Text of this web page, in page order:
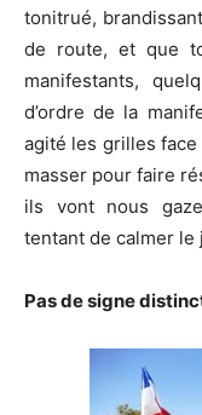
tonitrué,
de route, et que
manifestants,
d’ordre de la
agité les grilles
masser pour faire
ils vont nous
tentant de calmer le
Pas de signe